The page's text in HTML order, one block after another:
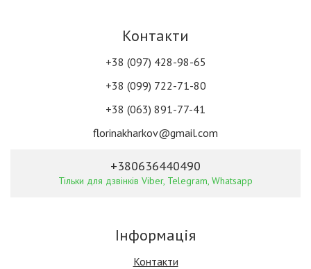
Контакти
+38 (097) 428-98-65
+38 (099) 722-71-80
+38 (063) 891-77-41
florinakharkov@gmail.com
+380636440490
Тільки для дзвінків Viber, Telegram, Whatsapp
Інформація
Контакти